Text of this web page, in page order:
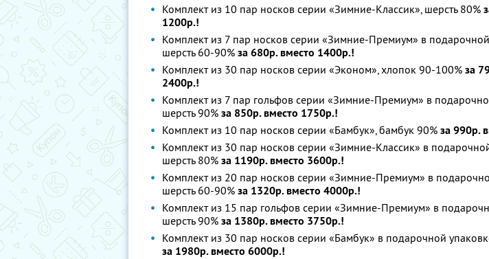
Комплект из 10 пар носков серии «Зимние-Классик», шерсть 80%
1200р.!
Комплект из 7 пар носков серии «Зимние-Премиум» в
шерсть 60-90% за 680р. вместо 1400р.!
Комплект из 30 пар носков серии «Эконом», хлопок 90-100% за
2400р.!
Комплект из 7 пар гольфов серии «Зимние-Премиум» в
шерсть 90% за 850р. вместо 1750р.!
Комплект из 10 пар носков серии «Бамбук», бамбук 90% за 990р.
Комплект из 30 пар носков серии «Зимние-Классик» в
шерсть 80% за 1190р. вместо 3600р.!
Комплект из 20 пар носков серии «Зимние-Премиум» в
шерсть 60-90% за 1320р. вместо 4000р.!
Комплект из 15 пар гольфов серии «Зимние-Премиум» в
шерсть 90% за 1380р. вместо 3750р.!
Комплект из 30 пар носков серии «Бамбук» в подарочной
за 1980р. вместо 6000р.!